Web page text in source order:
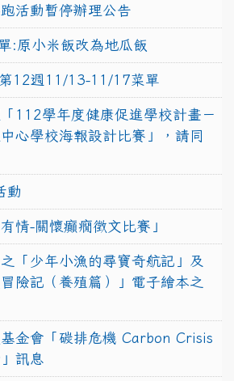
活動暫停辦理公告
:原小米飯改為地瓜飯
12週11/13-11/17菜單
112學年度健康促進學校計畫－
心學校海報設計比賽」，請同
動
情-關懷癲癇徵文比賽」
「少年小漁的尋寶奇航記」及
險記（養殖篇）」電子繪本之
金會「碳排危機 Carbon Crisis
訊息